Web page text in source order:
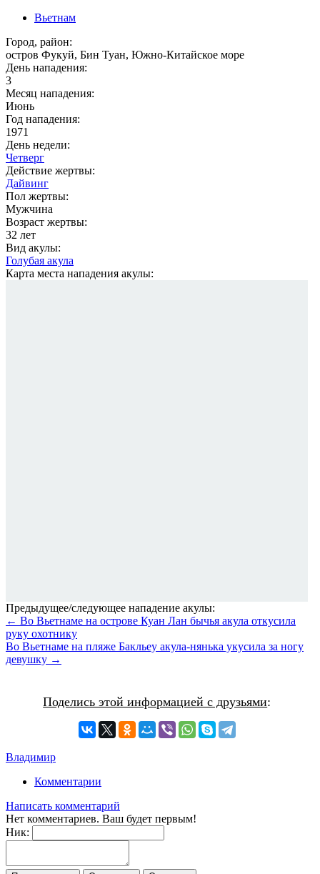
Вьетнам
Город, район:
остров Фукуй, Бин Туан, Южно-Китайское море
День нападения:
3
Месяц нападения:
Июнь
Год нападения:
1971
День недели:
Четверг
Действие жертвы:
Дайвинг
Пол жертвы:
Мужчина
Возраст жертвы:
32 лет
Вид акулы:
Голубая акула
Карта места нападения акулы:
Предыдущее/следующее нападение акулы:
← Во Вьетнаме на острове Куан Лан бычья акула откусила
руку охотнику
Во Вьетнаме на пляже Бакльеу акула-нянька укусила за ногу
девушку →
Поделись этой информацией с друзьями:
Владимир
Комментарии
Написать комментарий
Нет комментариев. Ваш будет первым!
Ник: